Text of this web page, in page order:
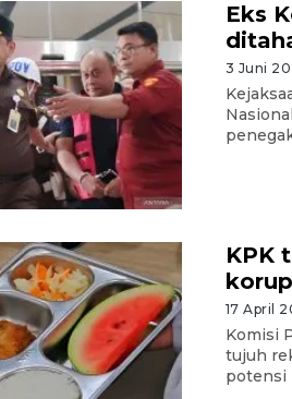
Eks
3 Juni
KPK
17 April
Komisi
tujuh
potensi